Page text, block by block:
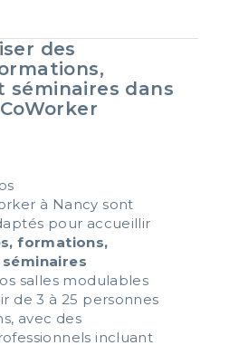
des
séminaires dans
à Nancy sont
pour accueillir
,formations,
séminaires
salles modulables
de 3 à 25 personnes
avec des
incluant